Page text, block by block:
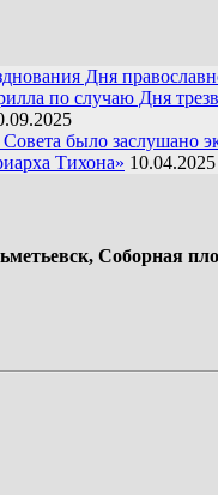
Дня
по случаю Дня
было заслушано
Тихона» 10.04.2025
Соборная